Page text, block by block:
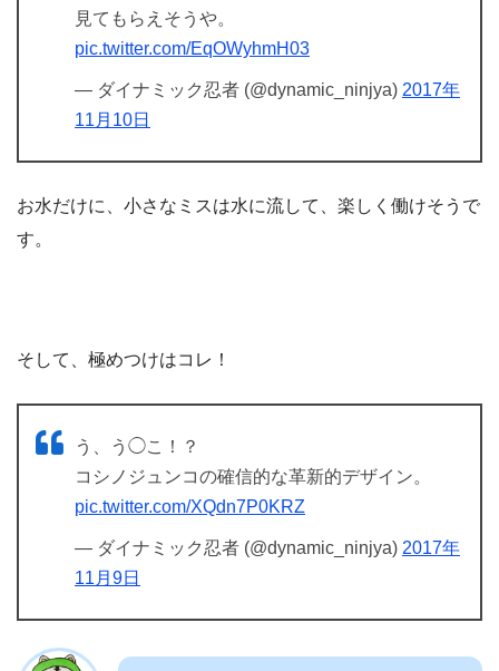
見てもらえそうや。
pic.twitter.com/EqOWyhmH03
— ダイナミック忍者 (@dynamic_ninjya) 2017年
11月10日
お水だけに、小さなミスは水に流して、楽しく働けそうで
す。
そして、極めつけはコレ！
う、う◯こ！？
コシノジュンコの確信的な革新的デザイン。
pic.twitter.com/XQdn7P0KRZ
— ダイナミック忍者 (@dynamic_ninjya) 2017年
11月9日